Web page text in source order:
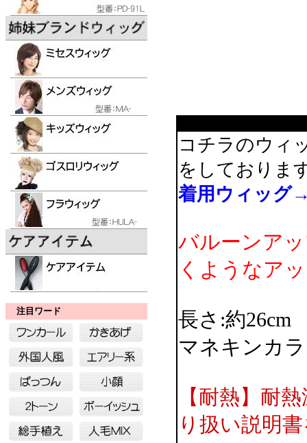
注目ワード
コチラのウィ
をしておりま
着用ウィッグ
バルーンア
くようなア
長さ:約26cm
マネキンカ
【耐熱】耐
り扱い説明